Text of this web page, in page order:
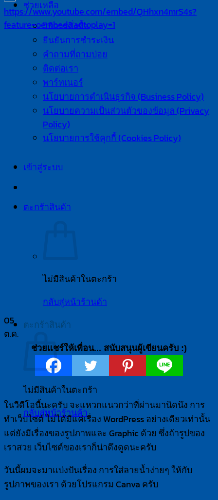
ช่วยเหลือ
วิธีการสั่งซื้อ
ยืนยันการชำระเงิน
คำถามที่ถามบ่อย
ติดต่อเรา
พาร์ทเนอร์
นโยบายการดำเนินธุรกิจ (Business Policy)
นโยบายความเป็นส่วนตัวของข้อมูล (Privacy
Policy)
นโยบายการใช้คุกกี้ (Cookies Policy)
เข้าสู่ระบบ
ตะกร้าสินค้า
ไม่มีสินค้าในตะกร้า
กลับสู่หน้าร้านค้า
ตะกร้าสินค้า
ไม่มีสินค้าในตะกร้า
กลับสู่หน้าร้านค้า
https://www.youtube.com/embed/QHhxn4mrS4s?
feature=oembed&autoplay=1
05
ต.ค.
ช่วยแชร์ให้เพื่อน... สนับสนุนผู้เขียนครับ :)
ในวีดีโอนี้นะครับ จะแหวกแนวกว่าที่ผ่านมานิดนึง การ
ทำเว็บไซต์ ไม่ได้มีแค่เรื่อง WordPress อย่างเดียวเท่านั้น
แต่ยังมีเรื่องของรูปภาพและ Graphic ด้วย ซึ่งถ้ารูปของ
เราสวย เว็บไซต์ของเราก็น่าดึงดูดนะครับ
วันนี้ผมจะมาแบ่งปันเรื่อง การใส่ลายน้ำง่ายๆ ให้กับ
รูปภาพของเรา ด้วยโปรแกรม Canva ครับ